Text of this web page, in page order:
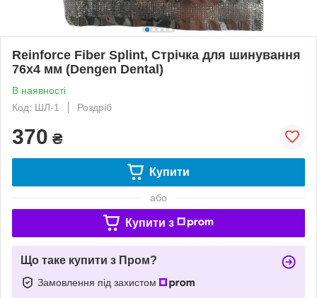
Reinforce Fiber Splint, Стрічка для шинування
76х4 мм (Dengen Dental)
В наявності
Код: ШЛ-1
Роздріб
370 ₴
Купити
або
Купити з
Що таке купити з Пром?
Замовлення під захистом